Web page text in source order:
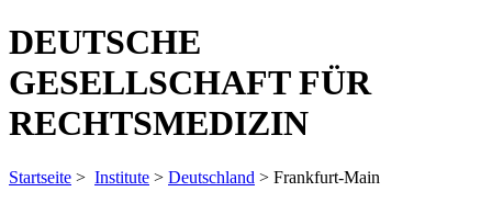
DEUTSCHE
GESELLSCHAFT FÜR
RECHTSMEDIZIN
Startseite > Institute > Deutschland > Frankfurt-Main